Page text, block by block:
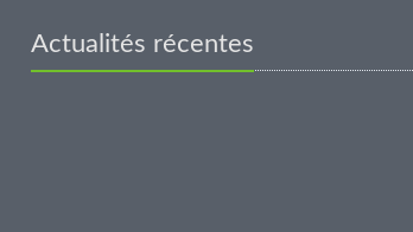
Actualités récentes